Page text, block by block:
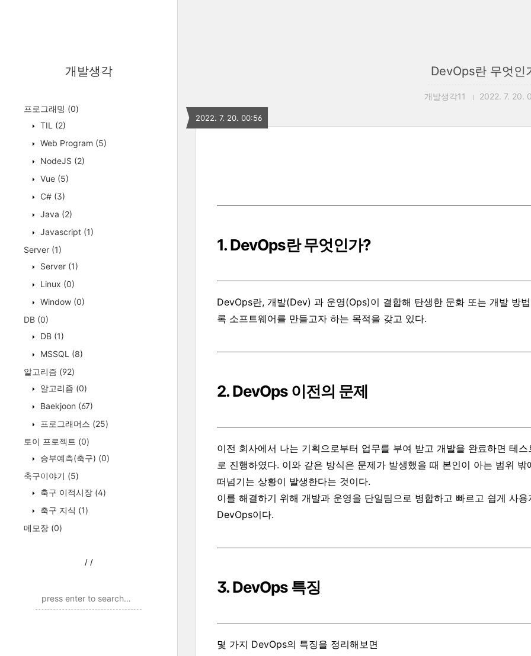
개발생각
프로그래밍 (0)
TIL (2)
Web Program (5)
NodeJS (2)
Vue (5)
C# (3)
Java (2)
Javascript (1)
Server (1)
Server (1)
Linux (0)
Window (0)
DB (0)
DB (1)
MSSQL (8)
알고리즘 (92)
알고리즘 (0)
Baekjoon (67)
프로그래머스 (25)
토이 프로젝트 (0)
승부예측(축구) (0)
축구이야기 (5)
축구 이적시장 (4)
축구 지식 (1)
메모장 (0)
/ /
DevOps란 무엇인
개발생각11 2022. 7. 20.
2022. 7. 20. 00:56
1. DevOps란 무엇인가?
DevOps란, 개발(Dev) 과 운영(Ops)이 결합해 탄생한 문화 또는 개발 방
록 소프트웨어를 만들고자 하는 목적을 갖고 있다.
2. DevOps 이전의 문제
이전 회사에서 나는 기획으로부터 업무를 부여 받고 개발을 완료하면 테
로 진행하였다. 이와 같은 방식은 문제가 발생했을 때 본인이 아는 범위
떠넘기는 상황이 발생한다는 것이다.
이를 해결하기 위해 개발과 운영을 단일팀으로 병합하고 빠르고 쉽게 사
DevOps이다.
3. DevOps 특징
몇 가지 DevOps의 특징을 정리해보면